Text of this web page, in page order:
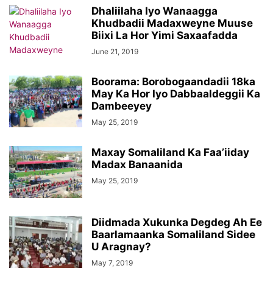
Dhaliilaha Iyo Wanaagga
Khudbadii Madaxweyne Muuse
Biixi La Hor Yimi Saxaafadda
June 21, 2019
Boorama: Borobogaandadii 18ka
May Ka Hor Iyo Dabbaaldeggii Ka
Dambeeyey
May 25, 2019
Maxay Somaliland Ka Faa’iiday
Madax Banaanida
May 25, 2019
Diidmada Xukunka Degdeg Ah Ee
Baarlamaanka Somaliland Sidee
U Aragnay?
May 7, 2019